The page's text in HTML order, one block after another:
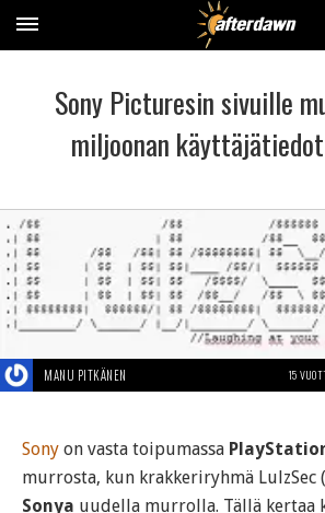
Sony Picturesin sivuille
miljoonan
MANU PITKÄNEN 15
Sony on vasta toipumassa
murrosta, kun krakkeriryhmä LulzSec
Sonya uudella murrolla. Tällä kertaa